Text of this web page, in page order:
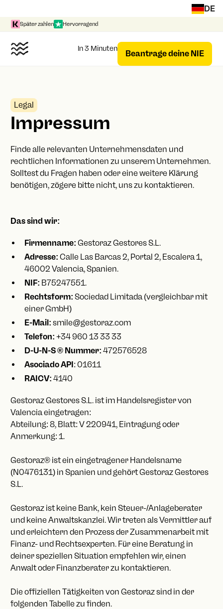
DE
Später zahlen Hervorragend
In 3 Minuten Beantrage deine NIE
Legal
Impressum
Finde alle relevanten Unternehmensdaten und
rechtlichen Informationen zu unserem Unternehmen.
Solltest du Fragen haben oder eine weitere Klärung
benötigen, zögere bitte nicht, uns zu kontaktieren.
Das sind wir:
Firmenname: Gestoraz Gestores S.L.
Adresse: Calle Las Barcas 2, Portal 2, Escalera 1,
46002 Valencia, Spanien.
NIF: B75247551.
Rechtsform: Sociedad Limitada (vergleichbar mit
einer GmbH)
E-Mail: smile@gestoraz.com
Telefon: +34 960 13 33 33
D-U-N-S ® Nummer: 472576528
Asociado API: 01611
RAICV: 4140
Gestoraz Gestores S.L. ist im Handelsregister von
Valencia eingetragen:
Abteilung: 8, Blatt: V 220941, Eintragung oder
Anmerkung: 1.
Gestoraz® ist ein eingetragener Handelsname
(N0476131) in Spanien und gehört Gestoraz Gestores
S.L.
Gestoraz ist keine Bank, kein Steuer-/Anlageberater
und keine Anwaltskanzlei. Wir treten als Vermittler auf
und erleichtern den Prozess der Zusammenarbeit mit
Finanz- und Rechtsexperten. Für eine Beratung in
deiner speziellen Situation empfehlen wir, einen
Anwalt oder Finanzberater zu kontaktieren.
Die offiziellen Tätigkeiten von Gestoraz sind in der
folgenden Tabelle zu finden.